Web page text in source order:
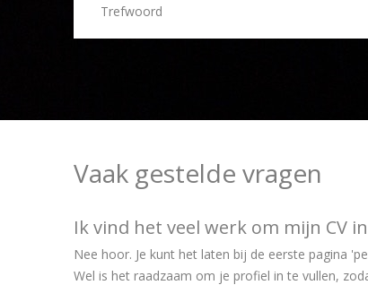
Vaak gestelde vragen
Ik vind het veel werk om mijn CV
Nee hoor. Je kunt het laten bij de eerste pagina
Wel is het raadzaam om je profiel in te vullen,